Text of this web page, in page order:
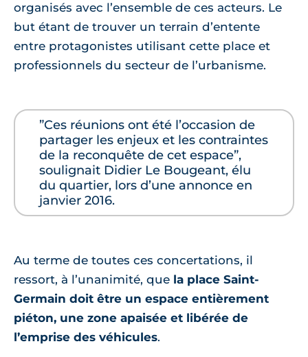
organisés avec l’ensemble de ces acteurs. Le
but étant de trouver un terrain d’entente
entre protagonistes utilisant cette place et
professionnels du secteur de l’urbanisme.
”Ces réunions ont été l’occasion de
partager les enjeux et les contraintes
de la reconquête de cet espace”,
soulignait Didier Le Bougeant, élu
du quartier, lors d’une annonce en
janvier 2016.
Au terme de toutes ces concertations, il
ressort, à l’unanimité, que la place Saint-
Germain doit être un espace entièrement
piéton, une zone apaisée et libérée de
l’emprise des véhicules.